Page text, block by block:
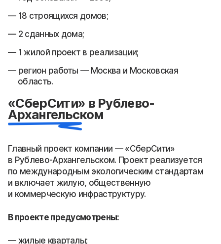
18 строящихся домов;
2 сданных дома;
1 жилой проект в реализации;
регион работы — Москва и Московская
область.
«СберСити» в Рублево-
Архангельском
Главный проект компании — «СберСити»
в Рублево-Архангельском. Проект реализуется
по международным экологическим стандартам
и включает жилую, общественную
и коммерческую инфраструктуру.
В проекте предусмотрены:
жилые кварталы;